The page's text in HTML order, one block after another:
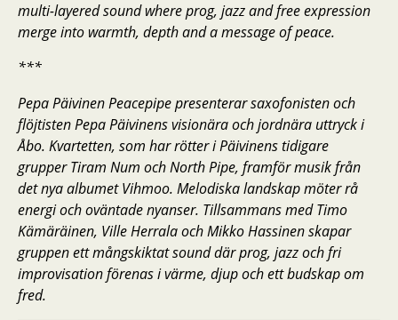
multi-layered sound where prog, jazz and free expression
merge into warmth, depth and a message of peace.
***
Pepa Päivinen Peacepipe presenterar saxofonisten och
flöjtisten Pepa Päivinens visionära och jordnära uttryck i
Åbo. Kvartetten, som har rötter i Päivinens tidigare
grupper Tiram Num och North Pipe, framför musik från
det nya albumet Vihmoo. Melodiska landskap möter rå
energi och oväntade nyanser. Tillsammans med Timo
Kämäräinen, Ville Herrala och Mikko Hassinen skapar
gruppen ett mångskiktat sound där prog, jazz och fri
improvisation förenas i värme, djup och ett budskap om
fred.